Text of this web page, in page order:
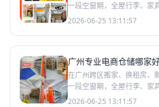
一段空窗期，全屋行李、家
人分不清搬家时哪些适合临
2026-06-25 13:11:57
广州专业电商仓储哪家
在广州跨区搬家、换租房、
一段空窗期，全屋行李、家
人分不清搬家时哪些适合临
2026-06-25 13:11:57